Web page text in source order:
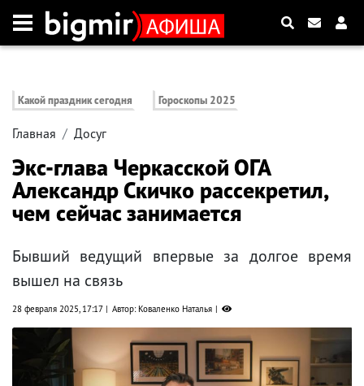
Какой праздник сегодня Гороскопы 2025
Главная Досуг
Экс-глава Черкасской ОГА
Александр Скичко рассекретил,
чем сейчас занимается
Бывший ведущий впервые за долгое время
вышел на связь
28 февраля 2025, 17:17 Автор: Коваленко Наталья